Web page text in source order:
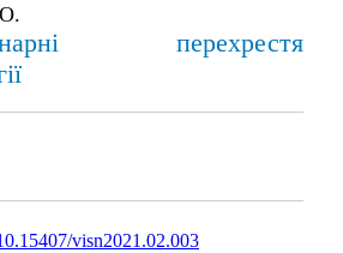
перехрестя
visn2021.02.003